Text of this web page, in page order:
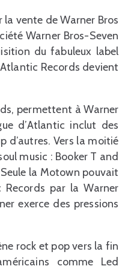
la vente de Warner Bros
Warner Bros-Seven
du fabuleux label
Records devient
permettent à Warner
d’Atlantic inclut des
d’autres. Vers la moitié
music : Booker T and
la Motown pouvait
par la Warner
exerce des pressions
rock et pop vers la fin
comme Led